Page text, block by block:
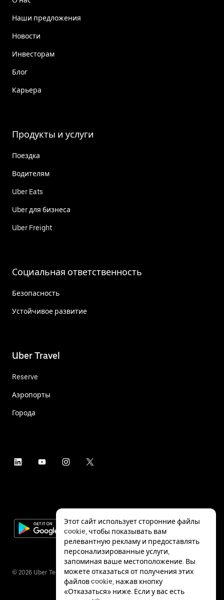
Наши предложения
Новости
Инвесторам
Блог
Карьера
Продукты и услуги
Поездка
Водителям
Uber Eats
Uber для бизнеса
Uber Freight
Социальная ответственность
Безопасность
Устойчивое развитие
Uber Travel
Reserve
Аэропорты
Города
© 2026 Uber Technologies Inc.
Этот сайт использует сторонние файлы
cookie, чтобы показывать вам
релевантную рекламу и предоставлять
персонализированные услуги,
запоминая ваше местоположение. Вы
можете отказаться от получения этих
файлов cookie, нажав кнопку
«Отказаться» ниже. Если у вас есть